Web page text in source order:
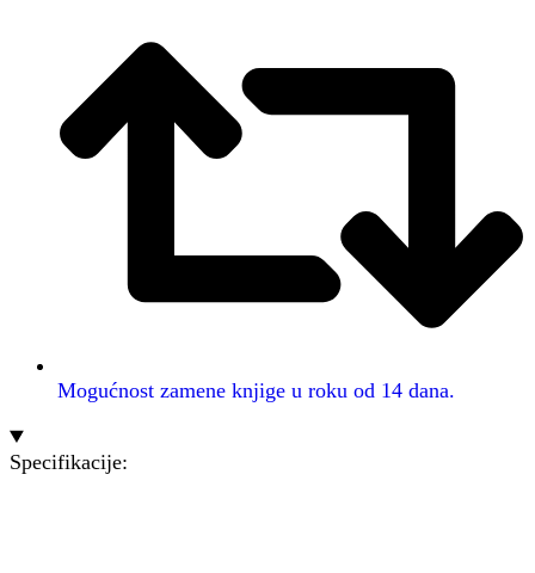
Mogućnost zamene knjige u roku od 14 dana.
Specifikacije: